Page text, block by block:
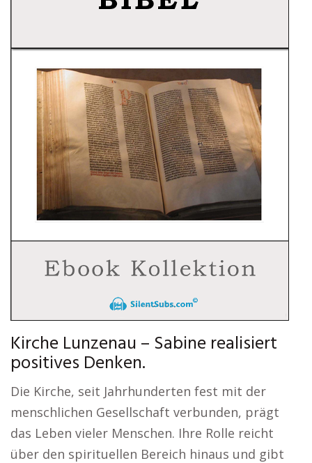
Kirche Lunzenau – Sabine realisiert
positives Denken.
Die Kirche, seit Jahrhunderten fest mit der
menschlichen Gesellschaft verbunden, prägt
das Leben vieler Menschen. Ihre Rolle reicht
über den spirituellen Bereich hinaus und gibt